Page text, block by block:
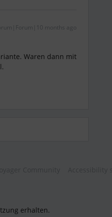
months ago
Waren dann mit
erhalten.